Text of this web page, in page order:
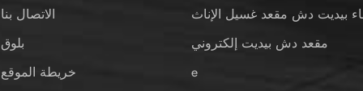
الاتصال بنا
بلوق
خريطة الموقع
بيديت دش مقعد غسيل الإناث
مقعد دش بيديت إلكتروني
e